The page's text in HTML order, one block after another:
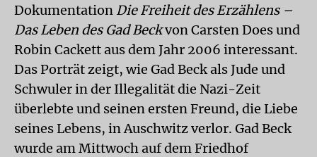
Dokumentation Die Freiheit des Erzählens –
Das Leben des Gad Beckvon Carsten Does und
Robin Cackett aus dem Jahr 2006 interessant.
Das Porträt zeigt, wie Gad Beck als Jude und
Schwuler in der Illegalität die Nazi-Zeit
überlebte und seinen ersten Freund, die Liebe
seines Lebens, in Auschwitz verlor. Gad Beck
wurde am Mittwoch auf dem Friedhof